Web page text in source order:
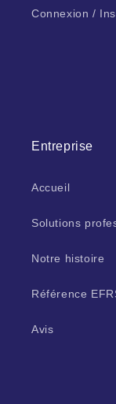
Connexion /
Entreprise
Accueil
Solutions
Notre histoire
Référence
Avis